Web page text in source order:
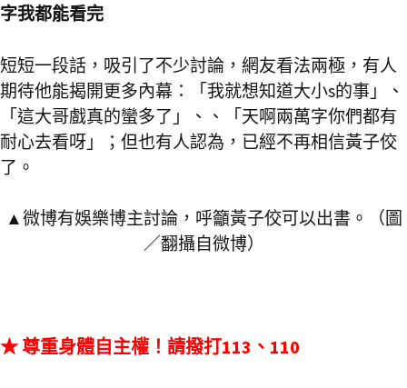
字我都能看完
短短一段話，吸引了不少討論，網友看法兩極，有人
期待他能揭開更多內幕：「我就想知道大小s的事」、
「這大哥戲真的蠻多了」、、「天啊兩萬字你們都有
耐心去看呀」；但也有人認為，已經不再相信黃子佼
了。
▲微博有娛樂博主討論，呼籲黃子佼可以出書。（圖
／翻攝自微博）
★ 尊重身體自主權！請撥打113、110